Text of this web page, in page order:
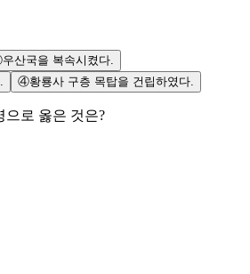
우산국을 복속시켰다.
④황룡사 구층 목탑을 건립하였다.
으로 옳은 것은?